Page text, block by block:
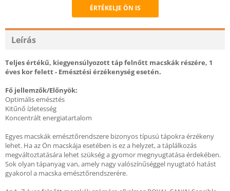
Recommend
ÉRTÉKELJE ÖN IS
Leírás
Teljes értékű, kiegyensúlyozott táp felnőtt macskák részére, 1
éves kor felett - Emésztési érzékenység esetén.
Fő jellemzők/Előnyök:
Optimális emésztés
Kitűnő ízletesség
Koncentrált energiatartalom
Egyes macskák emésztőrendszere bizonyos típusú tápokra érzékeny
lehet. Ha az Ön macskája esetében is ez a helyzet, a táplálkozás
megváltoztatására lehet szükség a gyomor megnyugtatása érdekében.
Sok olyan tápanyag van, amely nagy valószínűséggel nyugtató hatást
gyakorol a macska emésztőrendszerére.